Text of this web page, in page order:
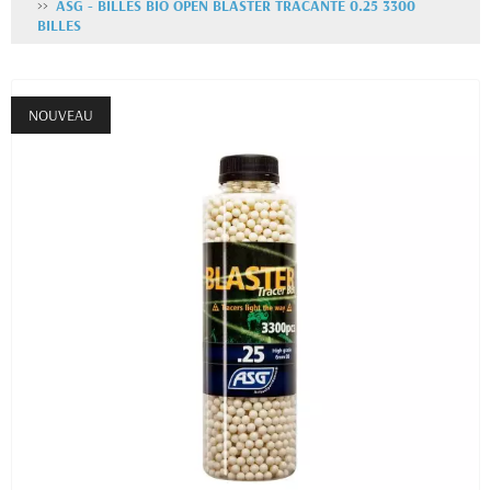
ASG - BILLES BIO OPEN BLASTER TRACANTE 0.25 3300
BILLES
NOUVEAU